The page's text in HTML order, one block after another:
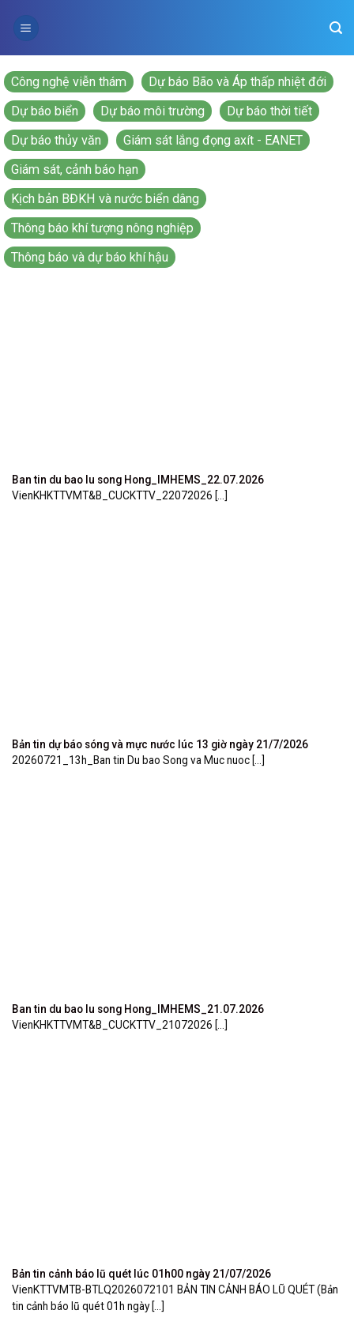
Công nghệ viễn thám
Dự báo Bão và Áp thấp nhiệt đới
Dự báo biển
Dự báo môi trường
Dự báo thời tiết
Dự báo thủy văn
Giám sát lắng đọng axít - EANET
Giám sát, cảnh báo hạn
Kịch bản BĐKH và nước biển dâng
Thông báo khí tượng nông nghiệp
Thông báo và dự báo khí hậu
Ban tin du bao lu song Hong_IMHEMS_22.07.2026
VienKHKTTVMT&B_CUCKTTV_22072026 [...]
Bản tin dự báo sóng và mực nước lúc 13 giờ ngày 21/7/2026
20260721_13h_Ban tin Du bao Song va Muc nuoc [...]
Ban tin du bao lu song Hong_IMHEMS_21.07.2026
VienKHKTTVMT&B_CUCKTTV_21072026 [...]
Bản tin cảnh báo lũ quét lúc 01h00 ngày 21/07/2026
VienKTTVMTB-BTLQ2026072101 BẢN TIN CẢNH BÁO LŨ QUÉT (Bản
tin cảnh báo lũ quét 01h ngày [...]